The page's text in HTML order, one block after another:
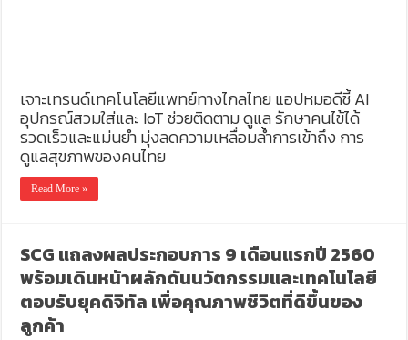
เจาะเทรนด์เทคโนโลยีแพทย์ทางไกลไทย แอปหมอดีชี้ AI
อุปกรณ์สวมใส่และ IoT ช่วยติดตาม ดูแล รักษาคนไข้ได้
รวดเร็วและแม่นยำ มุ่งลดความเหลื่อมล้ำการเข้าถึง การ
ดูแลสุขภาพของคนไทย
Read More »
SCG แถลงผลประกอบการ 9 เดือนแรกปี 2560
พร้อมเดินหน้าผลักดันนวัตกรรมและเทคโนโลยี
ตอบรับยุคดิจิทัล เพื่อคุณภาพชีวิตที่ดีขึ้นของ
ลูกค้า